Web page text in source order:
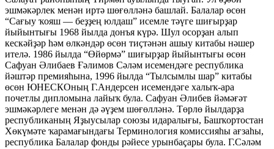
эшмәкәрлек менән иртә шөғөлләнә башлай. Балалар өсөн
“Сағыу ҡояш — беҙҙең юлдаш” исемле тәүге шиғырҙар
йыйынтығы 1968 йылда донъя күрә. Шул осорҙан алып
кескәйҙәр һәм өлкәндәр өсөн тиҫтәнән ашыу китабы нәшер
ителә. 1986 йылда “Өйөрмә” шиғырҙар йыйынтығы өсөн
Сафуан Әлибаев Ғәлимов Сәләм исемендәге республика
йәштәр премияһына, 1996 йылда “Тылсымлы шар” китабы
өсөн ЮНЕСКОның Г.Андерсен исемендәге халыҡ-ара
почетлы дипломына лайыҡ була. Сафуан Әлибев йәмәғәт
эшмәкәрлеге менән дә әүҙем шөғөлләнә. Төрлө йылдарҙа
республиканың Яҙыусылар союзы идаралығы, Башҡортостан
Хөкүмәте ҡарамағындағы Терминология комиссияһы ағзаһы,
республика Балалар фонды рәйесе урынбаҫары була. Г.Сәләм